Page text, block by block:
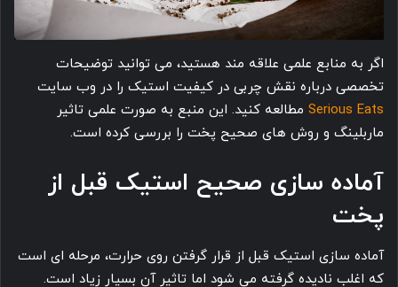
اگر به منابع علمی علاقه مند هستید، می توانید توضیحات
تخصصی درباره نقش چربی در کیفیت استیک را در وب سایت
Serious Eats مطالعه کنید. این منبع به صورت علمی تاثیر
ماربلینگ و روش های صحیح پخت را بررسی کرده است.
آماده سازی صحیح استیک قبل از
پخت
آماده سازی استیک قبل از قرار گرفتن روی حرارت، مرحله ای است
که اغلب نادیده گرفته می شود اما تاثیر آن بسیار زیاد است.